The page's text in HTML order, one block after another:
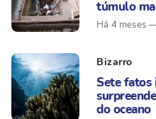
túmulo
Há 4 meses
Bizarro
Sete fatos
do oceano